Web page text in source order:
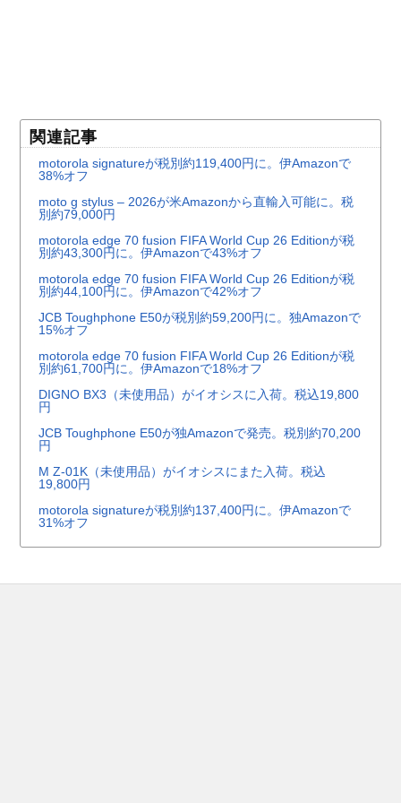
関連記事
motorola signatureが税別約119,400円に。伊Amazonで
38%オフ
moto g stylus – 2026が米Amazonから直輸入可能に。税
別約79,000円
motorola edge 70 fusion FIFA World Cup 26 Editionが税
別約43,300円に。伊Amazonで43%オフ
motorola edge 70 fusion FIFA World Cup 26 Editionが税
別約44,100円に。伊Amazonで42%オフ
JCB Toughphone E50が税別約59,200円に。独Amazonで
15%オフ
motorola edge 70 fusion FIFA World Cup 26 Editionが税
別約61,700円に。伊Amazonで18%オフ
DIGNO BX3（未使用品）がイオシスに入荷。税込19,800
円
JCB Toughphone E50が独Amazonで発売。税別約70,200
円
M Z-01K（未使用品）がイオシスにまた入荷。税込
19,800円
motorola signatureが税別約137,400円に。伊Amazonで
31%オフ